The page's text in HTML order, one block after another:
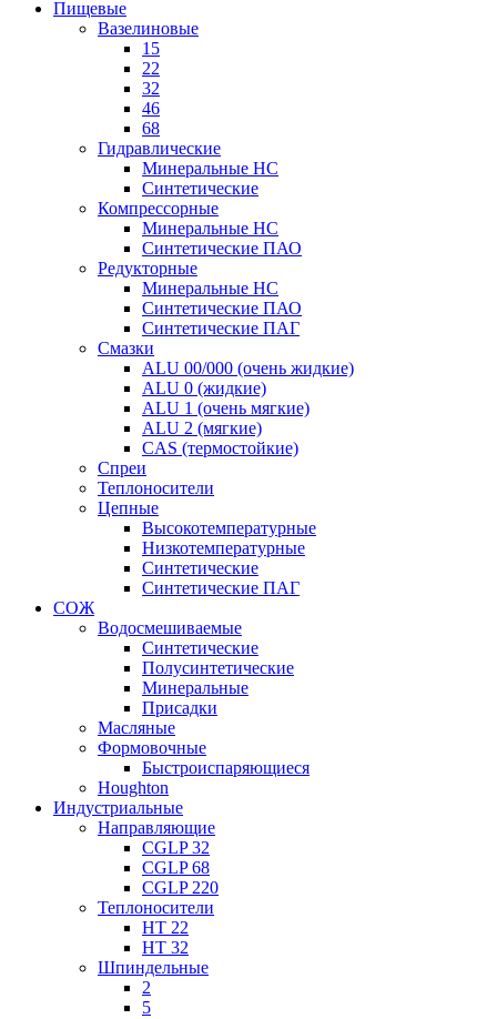
Пищевые
Вазелиновые
15
22
32
46
68
Гидравлические
Минеральные HC
Синтетические
Компрессорные
Минеральные HC
Синтетические ПАО
Редукторные
Минеральные HC
Синтетические ПАО
Синтетические ПАГ
Смазки
ALU 00/000 (очень жидкие)
ALU 0 (жидкие)
ALU 1 (очень мягкие)
ALU 2 (мягкие)
CAS (термостойкие)
Спреи
Теплоносители
Цепные
Высокотемпературные
Низкотемпературные
Синтетические
Синтетические ПАГ
СОЖ
Водосмешиваемые
Синтетические
Полусинтетические
Минеральные
Присадки
Масляные
Формовочные
Быстроиспаряющиеся
Houghton
Индустриальные
Направляющие
CGLP 32
CGLP 68
CGLP 220
Теплоносители
HT 22
HT 32
Шпиндельные
2
5